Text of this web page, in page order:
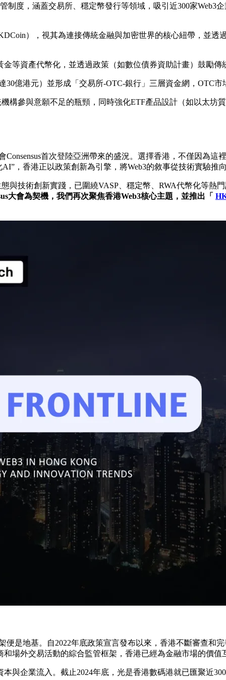
制度，涵蓋交易所、穩定幣發行等領域，吸引近300家Web3
），視其為連接傳統金融與加密世界的核心紐帶，並透
等資產代幣化，並透過政策（如數位債券資助計畫）鼓勵
30億港元）並形成「交易所-OTC-銀行」三層資金網，OTC
構參與意願不足的瓶頸，同時強化ETF產品設計（如以太坊
首次登陸亞洲帶來的盛況。選擇香港，不僅因為
，香港正以政策創新為引擎，將Web3的敘事從技術實驗推
與技術創新實踐，已圍繞VASP、穩定幣、RWA代幣化等
大會為契機，我們再次聚焦香港Web3核心主題，並推出「
便是地基。自2022年底政策宣言發布以來，香港不斷審查和
場外交易活動的綜合監管框架，香港已經為金融市場的價值
與企業流入。截止2024年底，光是香港數碼港就已匯聚近